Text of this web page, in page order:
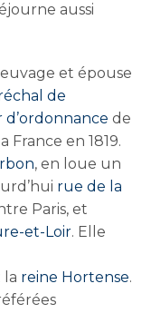
aussi
et épouse
de
d’ordonnance de
France en 1819.
, en loue un
rue de la
Paris, et
et-Loir. Elle
la reine Hortense.